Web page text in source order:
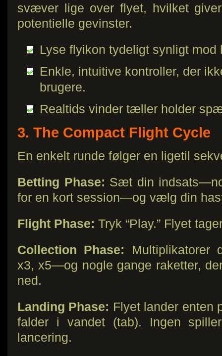
svæver lige over flyet, hvilket
potentielle gevinster.
Lyse flyikon tydeligt synligt mod
Enkle, intuitive kontroller, der
brugere.
Realtids vinder tæller holder
3. The Compact Flight Cycle
En enkelt runde følger en ligetil
Betting Phase: Sæt din
for en kort session—og vælg din
Flight Phase: Tryk “Play.” Flyet
Collection Phase: Multiplikatorer
x3, x5—og nogle gange raketter,
ned.
Landing Phase: Flyet lander enten
falder i vandet (tab). Ingen
lancering.